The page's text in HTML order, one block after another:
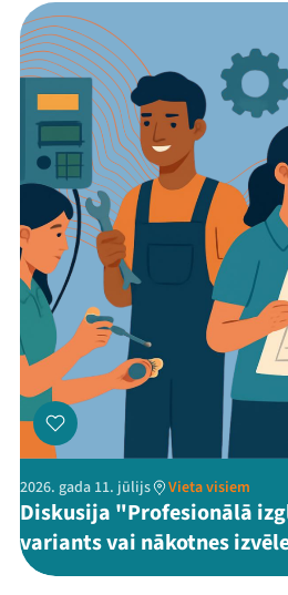
2026. gada 11. jūlijs Vieta visiem
Diskusija "Profesionālā
variants vai nākotnes